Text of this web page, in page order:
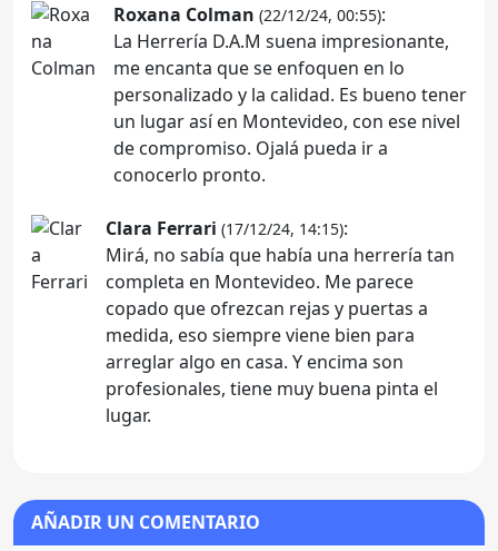
Roxana Colman (22/12/24, 00:55):
La Herrería D.A.M suena impresionante,
me encanta que se enfoquen en lo
personalizado y la calidad. Es bueno tener
un lugar así en Montevideo, con ese nivel
de compromiso. Ojalá pueda ir a
conocerlo pronto.
Clara Ferrari (17/12/24, 14:15):
Mirá, no sabía que había una herrería tan
completa en Montevideo. Me parece
copado que ofrezcan rejas y puertas a
medida, eso siempre viene bien para
arreglar algo en casa. Y encima son
profesionales, tiene muy buena pinta el
lugar.
AÑADIR UN COMENTARIO